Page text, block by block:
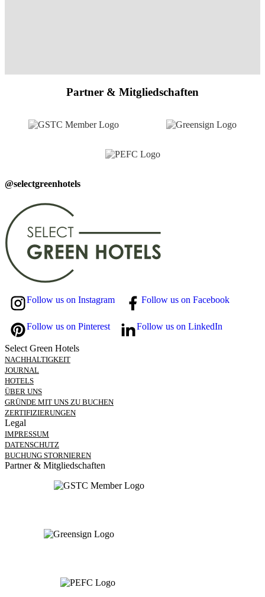
Partner & Mitgliedschaften
@selectgreenhotels
Follow us on Instagram Follow us on Facebook
Follow us on Pinterest Follow us on LinkedIn
Select Green Hotels
NACHHALTIGKEIT
JOURNAL
HOTELS
ÜBER UNS
GRÜNDE MIT UNS ZU BUCHEN
ZERTIFIZIERUNGEN
Legal
IMPRESSUM
DATENSCHUTZ
BUCHUNG STORNIEREN
Partner & Mitgliedschaften